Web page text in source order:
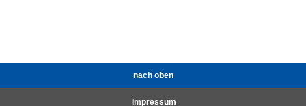
nach oben
Impressum